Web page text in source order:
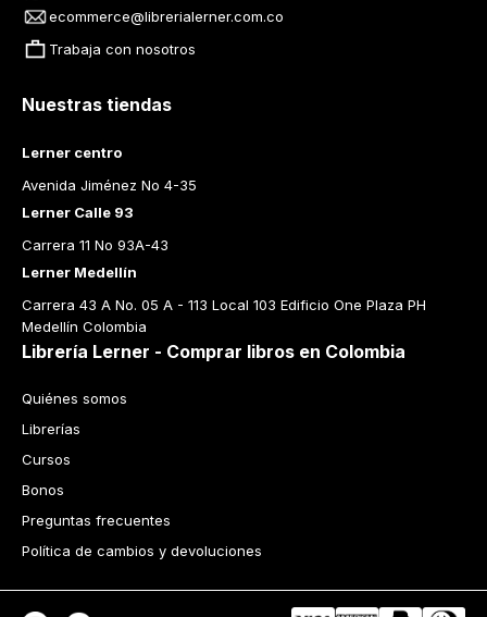
ecommerce@librerialerner.com.co
Trabaja con nosotros
Nuestras tiendas
Lerner centro
Avenida Jiménez No 4-35
Lerner Calle 93
Carrera 11 No 93A-43
Lerner Medellín
Carrera 43 A No. 05 A - 113 Local 103 Edificio One Plaza PH
Medellín Colombia
Librería Lerner - Comprar libros en Colombia
Quiénes somos
Librerías
Cursos
Bonos
Preguntas frecuentes
Política de cambios y devoluciones